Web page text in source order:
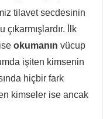
tilavet secdesinin
çıkarmışlardır. İlk
okumanın vücup
işiten kimsenin
hiçbir fark
kimseler ise ancak